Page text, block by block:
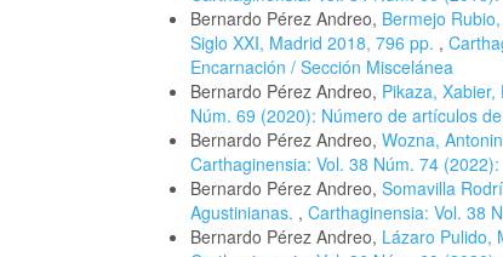
Bernardo Pérez Andreo, Bermejo
Siglo XXI, Madrid 2018, 796 pp. ,
Encarnación / Sección Miscelánea
Bernardo Pérez Andreo, Pikaza,
Núm. 69 (2020): Número de artículos
Bernardo Pérez Andreo, Wozna,
Carthaginensia: Vol. 38 Núm. 74
Bernardo Pérez Andreo, Somavilla
Agustinianas. , Carthaginensia: Vol. 38
Bernardo Pérez Andreo, Lázaro Pulido,